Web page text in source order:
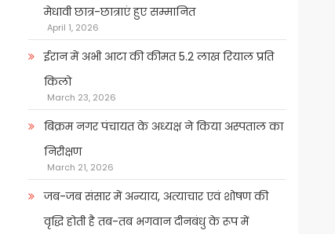
मेधावी छात्र-छात्राएं हुए सम्मानित
April 1, 2026
ईरान में अभी आटा की कीमत 5.2 लाख रियाल प्रति
किलो
March 23, 2026
बिक्रम नगर पंचायत के अध्यक्ष ने किया अस्पताल का
निरीक्षण
March 21, 2026
जब-जब संसार में अन्याय, अत्याचार एवं शोषण की
वृद्धि होती है तब-तब भगवान दीनबंधु के रूप में